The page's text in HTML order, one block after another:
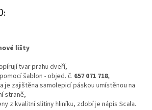
lišty
tvar prahu dveří,
šablon - objed. č. 657 071 718,
je zajištěna samolepicí páskou umístěnou na
straně,
z kvalitní slitiny hliníku, zdobí je nápis Scala.